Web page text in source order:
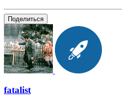
Поделиться
fatalist